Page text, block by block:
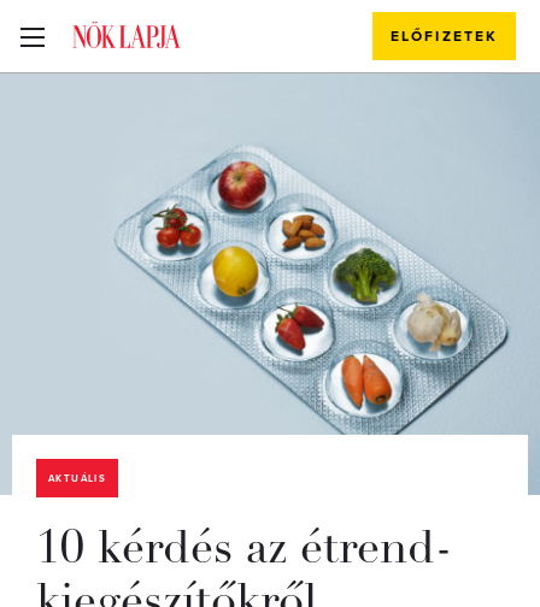
ELŐFIZETEK
AKTUÁLIS
10 kérdés az étrend-